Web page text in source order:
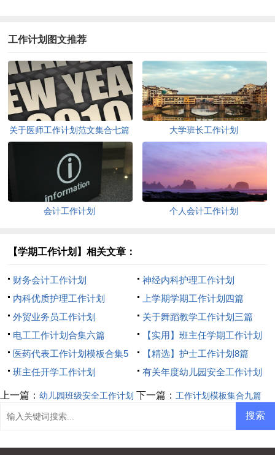
工作计划图文推荐
关于医师工作计划范文集合七篇 大学班长工作计划
会计工作计划 个人会计工作计划
【学期工作计划】相关文章：
财务会计工作计划
神经内科护理工作计划
内科优质护理工作计划
上学期学期工作计划四篇
外贸业务员工作计划
关于舞蹈教学工作计划三篇
电工工作计划合集六篇
【实用】班主任学期工作计划
七篇
医药代表工作计划模板合集5
篇
【精选】护士工作计划8篇
班主任开学工作计划
有关年度幼儿园安全工作计划
五篇
上一篇： 幼儿园班级安全工作计划 下一篇： 工作计划模板集合九篇